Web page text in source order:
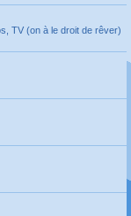
TV (on à le droit de rêver)